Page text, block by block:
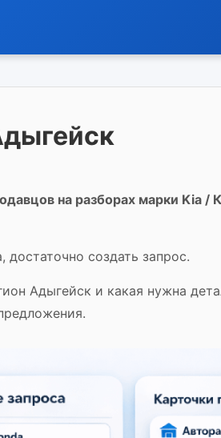
на разборах марки Kia /
создать запрос.
Адыгейск и какая нужна